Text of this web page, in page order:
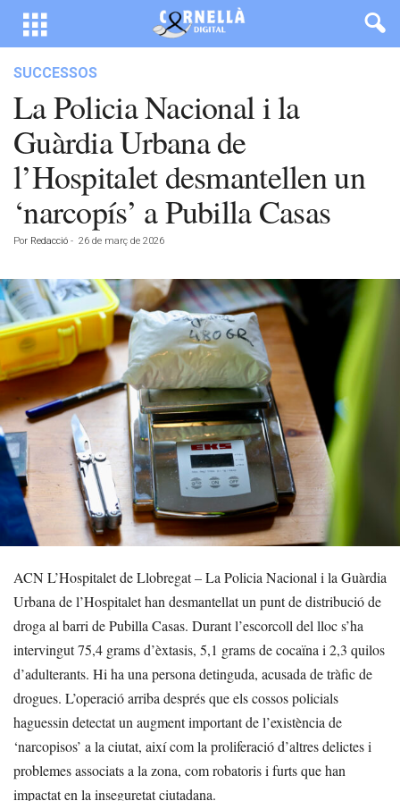
SUCCESSOS
La Policia Nacional i la
Guàrdia Urbana de
l’Hospitalet desmantellen un
‘narcopís’ a Pubilla Casas
Por Redacció - 26 de març de 2026
ACN L’Hospitalet de Llobregat – La Policia Nacional i la Guàrdia
Urbana de l’Hospitalet han desmantellat un punt de distribució de
droga al barri de Pubilla Casas. Durant l’escorcoll del lloc s’ha
intervingut 75,4 grams d’èxtasis, 5,1 grams de cocaïna i 2,3 quilos
d’adulterants. Hi ha una persona detinguda, acusada de tràfic de
drogues. L’operació arriba després que els cossos policials
haguessin detectat un augment important de l’existència de
‘narcopisos’ a la ciutat, així com la proliferació d’altres delictes i
problemes associats a la zona, com robatoris i furts que han
impactat en la inseguretat ciutadana.